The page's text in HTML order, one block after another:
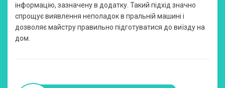
інформацію, зазначену в додатку. Такий підхід значно
спрощує виявлення неполадок в пральній машині і
дозволяє майстру правильно підготуватися до виїзду на
дом.